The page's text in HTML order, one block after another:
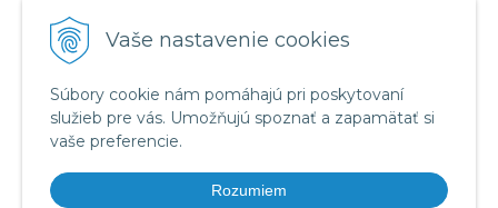
Vaše nastavenie cookies
Súbory cookie nám pomáhajú pri poskytovaní
služieb pre vás. Umožňujú spoznať a zapamätať si
vaše preferencie.
Rozumiem
Certifikáty
Ochrana osobných údajov
Informácie o cookies
Formuláre